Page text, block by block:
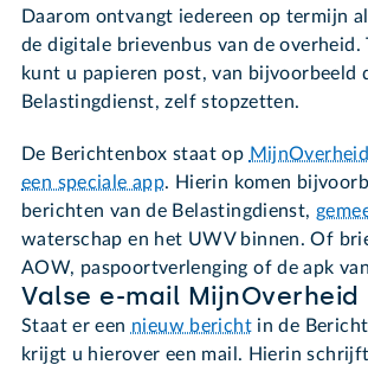
Daarom ontvangt iedereen op termijn
de digitale brievenbus van de overheid.
kunt u papieren post, van bijvoorbeeld
Belastingdienst, zelf stopzetten.
De Berichtenbox staat op
een speciale app. Hierin komen
berichten van de Belastingdienst,
waterschap en het UWV binnen. Of
AOW, paspoortverlenging of de apk
Valse e-mail MijnOverheid
Staat er een nieuw berichtin de
krijgt u hierover een mail. Hierin schrijft